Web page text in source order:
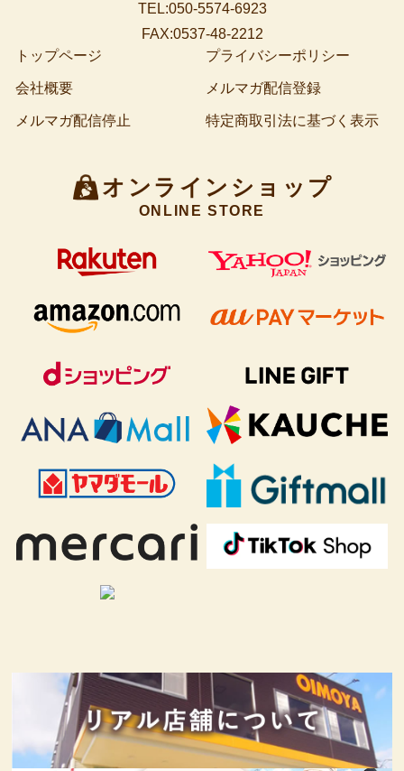
TEL:050-5574-6923
FAX:0537-48-2212
トップページ
プライバシーポリシー
会社概要 メルマガ配信登録
メルマガ配信停止 特定商取引法に基づく表示
オンラインショップ
ONLINE STORE